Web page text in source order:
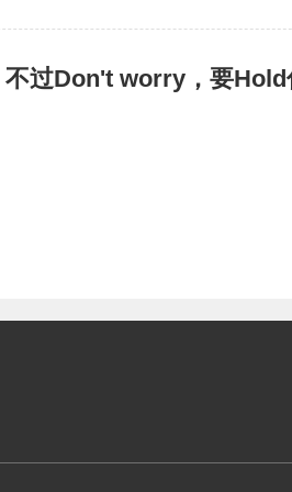
不过Don't worry，要Hold